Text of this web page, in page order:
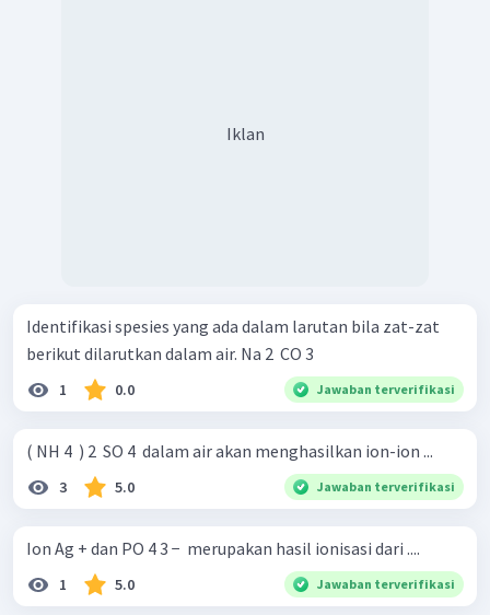
Iklan
Identifikasi spesies yang ada dalam larutan bila zat-zat
berikut dilarutkan dalam air. Na 2 ​ CO 3 ​
1 0.0 Jawaban terverifikasi
( NH 4 ​ ) 2 ​ SO 4 ​ dalam air akan menghasilkan ion-ion ...
3 5.0 Jawaban terverifikasi
Ion Ag + dan PO 4 3 − ​ merupakan hasil ionisasi dari ....
1 5.0 Jawaban terverifikasi